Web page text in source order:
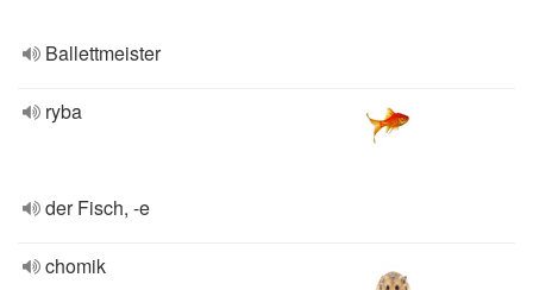
Ballettmeister
ryba
der Fisch, -e
chomik